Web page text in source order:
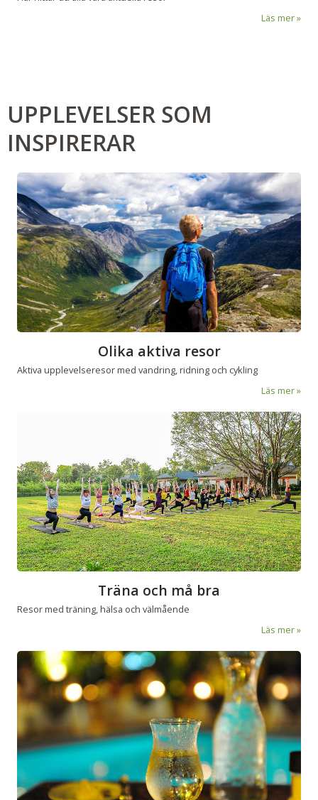
Läs mer
UPPLEVELSER SOM
INSPIRERAR
Olika aktiva resor
Aktiva upplevelseresor med vandring, ridning och cykling
Läs mer
Träna och må bra
Resor med träning, hälsa och välmående
Läs mer